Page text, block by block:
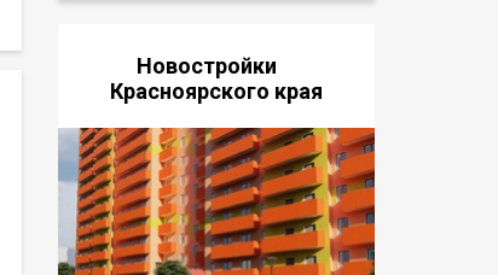
Новостройки
Красноярского края